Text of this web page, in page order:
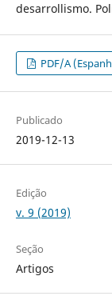
desarrollismo.
PDF/A
Publicado
2019-12-13
Edição
v. 9 (2019)
Seção
Artigos